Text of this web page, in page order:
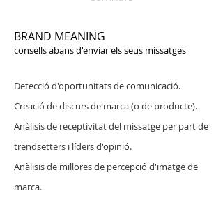
BRAND MEANING
consells abans d'enviar els seus missatges
Detecció d'oportunitats de comunicació.
Creació de discurs de marca (o de producte).
Anàlisis de receptivitat del missatge per part de
trendsetters i líders d'opinió.
Anàlisisde millores de percepció d'imatge de
marca.